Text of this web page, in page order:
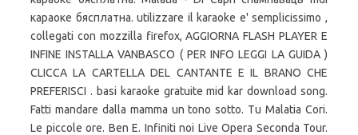
караоке бясплатна. utilizzare il karaoke e' semplicissimo ,
collegati con mozzilla firefox, AGGIORNA FLASH PLAYER E
INFINE INSTALLA VANBASCO ( PER INFO LEGGI LA GUIDA )
CLICCA LA CARTELLA DEL CANTANTE E IL BRANO CHE
PREFERISCI . basi karaoke gratuite mid kar download song.
Fatti mandare dalla mamma un tono sotto. Tu Malatia Cori.
Le piccole ore. Ben E. Infiniti noi Live Opera Seconda Tour.